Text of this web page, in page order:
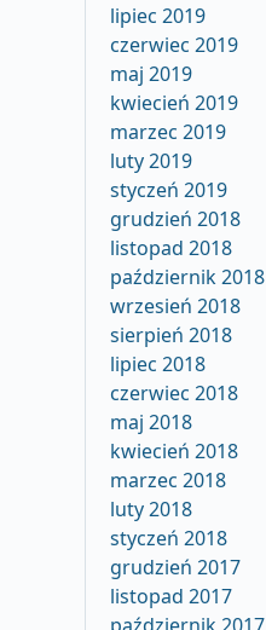
lipiec 2019
czerwiec 2019
maj 2019
kwiecień 2019
marzec 2019
luty 2019
styczeń 2019
grudzień 2018
listopad 2018
październik 2018
wrzesień 2018
sierpień 2018
lipiec 2018
czerwiec 2018
maj 2018
kwiecień 2018
marzec 2018
luty 2018
styczeń 2018
grudzień 2017
listopad 2017